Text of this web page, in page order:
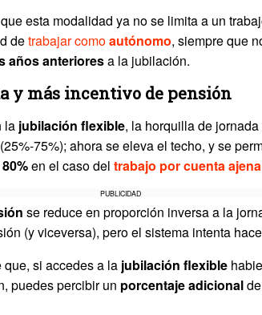
esta modalidad ya no se limita a un
detrabajar comoautónomo, siempre que
años anterioresa la jubilación.
y más incentivo de pensión
la jubilación flexible, la horquilla de
75%); ahora se eleva el techo, y se
en el caso del trabajo por cuenta
PUBLICIDAD
se reduce en proporción inversa a la
(y viceversa), pero el sistema intenta
si accedes a la jubilación flexible
puedes percibir un porcentaje adicional